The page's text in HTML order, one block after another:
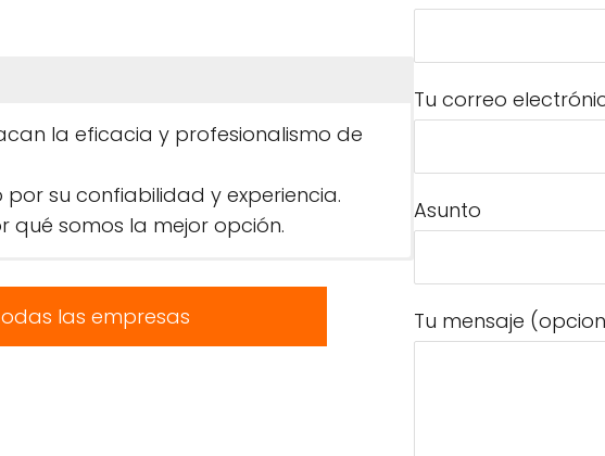
la eficacia y profesionalismo de
su confiabilidad y experiencia.
somos la mejor opción.
las empresas
Tu correo
Asunto
Tu mensaje